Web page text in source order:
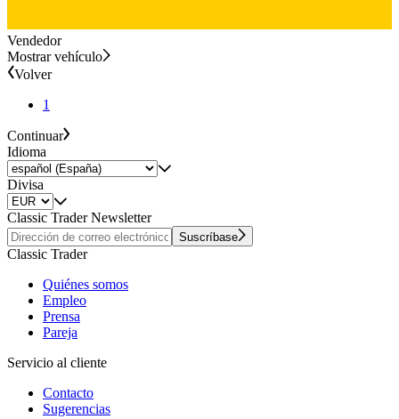
Vendedor
Mostrar vehículo
Volver
1
Continuar
Idioma
Divisa
Classic Trader Newsletter
Suscríbase
Classic Trader
Quiénes somos
Empleo
Prensa
Pareja
Servicio al cliente
Contacto
Sugerencias